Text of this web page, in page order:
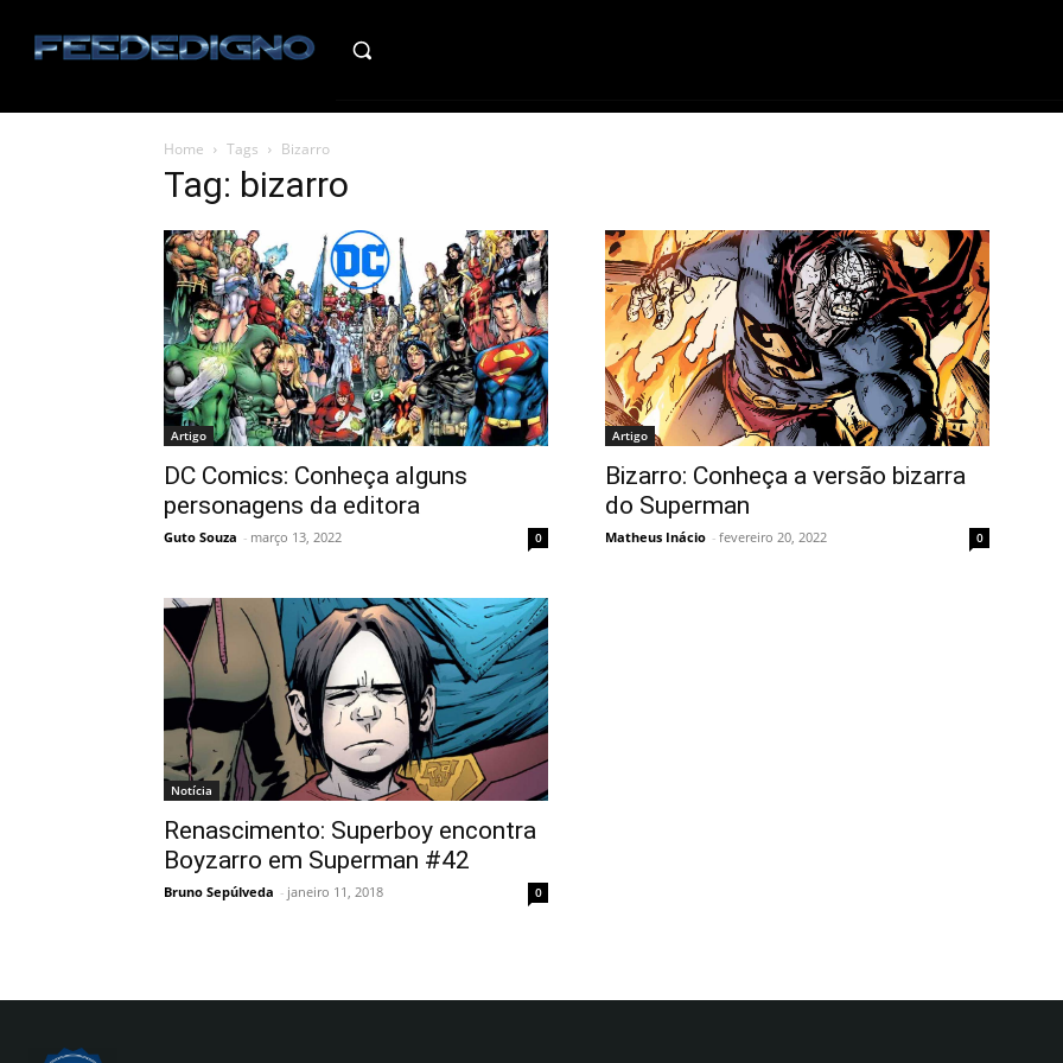
Home Tags Bizarro
Tag: bizarro
Artigo
DC Comics: Conheça alguns
personagens da editora
Guto Souza - março 13, 2022 0
Artigo
Bizarro: Conheça a versão bizarra
do Superman
Matheus Inácio - fevereiro 20, 2022 0
Notícia
Renascimento: Superboy encontra
Boyzarro em Superman #42
Bruno Sepúlveda - janeiro 11, 2018 0